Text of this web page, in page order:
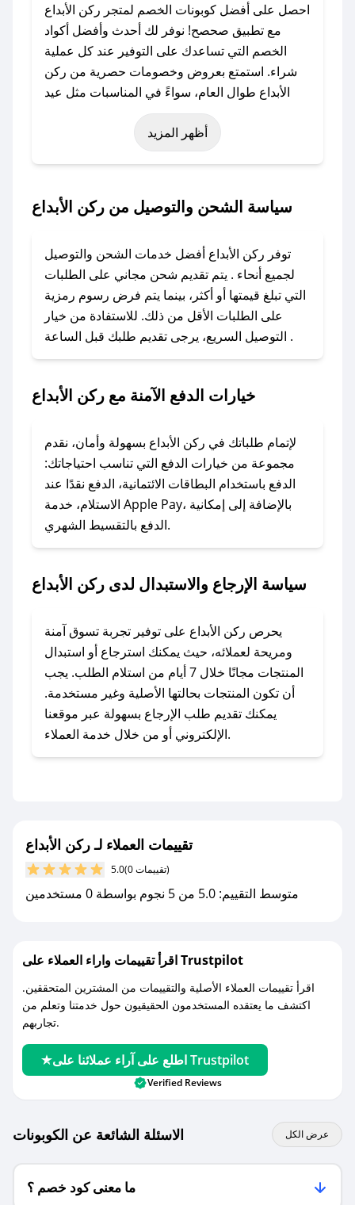
احصل على أفضل كوبونات الخصم لمتجر ركن الأبداع
مع تطبيق صحصح! نوفر لك أحدث وأفضل أكواد
الخصم التي تساعدك على التوفير عند كل عملية
شراء. استمتع بعروض وخصومات حصرية من ركن
الأبداع طوال العام، سواءً في المناسبات مثل عيد
الفطر، عيد الأضحى، الجمعة البيضاء (شهر نوفمبر)،
رمضان، اليوم الوطني، يوم التأسيس، أو حتى عروض
### كيف تحصل على كود خصم من ركن الأبداع؟
باستخدام تطبيق صحصح، يمكنك العثور بسهولة على
تواصل معنا عبر تويتر أو البريد الإلكتروني لإضافته
بسرعة.
### كيفية استخدام كود خصم ركن الأبداع؟
1. انسخ كود الخصم من تطبيق صحصح.
2. الصقه في خانة الدفع عند التسوق من ركن الأبداع.
### ماذا أفعل إذا لم يعمل كود الخصم؟
الرسائل الخاصة على تويتر أو البريد الإلكتروني،
وسنقوم بحل المشكلة في أسرع وقت ممكن.
### ماذا أفعل إذا لم أجد كود خصم لمتجري
المفضل؟
في حال عدم توفر كوبونات لمتجرك المفضل، يمكنك
أسرع وقت ممكن.
### كيف تحصل على كوبونات خصم حصرية من
ركن الأبداع؟
للحصول على كوبونات وخصومات حصرية، قم بما
يلي:
- اضغط على أيقونة متابعة لمتجر ركن الأبداع في
تطبيق صحصح.
مع صحصح، تسوق بذكاء ووفّر على كل مشترياتك مع
أظهر المزيد
سياسة الشحن والتوصيل من ركن الأبداع
توفر ركن الأبداع أفضل خدمات الشحن والتوصيل
لجميع أنحاء . يتم تقديم شحن مجاني على الطلبات
التي تبلغ قيمتها أو أكثر، بينما يتم فرض رسوم رمزية
على الطلبات الأقل من ذلك. للاستفادة من خيار
التوصيل السريع، يرجى تقديم طلبك قبل الساعة .
خيارات الدفع الآمنة مع ركن الأبداع
لإتمام طلباتك في ركن الأبداع بسهولة وأمان، نقدم
مجموعة من خيارات الدفع التي تناسب احتياجاتك:
الدفع باستخدام البطاقات الائتمانية، الدفع نقدًا عند
الاستلام، خدمة Apple Pay، بالإضافة إلى إمكانية
الدفع بالتقسيط الشهري.
سياسة الإرجاع والاستبدال لدى ركن الأبداع
يحرص ركن الأبداع على توفير تجربة تسوق آمنة
ومريحة لعملائه، حيث يمكنك استرجاع أو استبدال
المنتجات مجانًا خلال 7 أيام من استلام الطلب. يجب
أن تكون المنتجات بحالتها الأصلية وغير مستخدمة.
يمكنك تقديم طلب الإرجاع بسهولة عبر موقعنا
الإلكتروني أو من خلال خدمة العملاء.
تقييمات العملاء لـ ركن الأبداع
5.0 (0 تقييمات)
متوسط التقييم: 5.0 من 5 نجوم بواسطة 0 مستخدمين
اقرأ تقييمات واراء العملاء على Trustpilot
اقرأ تقييمات العملاء الأصلية والتقييمات من المشترين المتحققين.
اكتشف ما يعتقده المستخدمون الحقيقيون حول خدمتنا وتعلم من
تجاربهم.
اطلع على آراء عملائنا على Trustpilot
Verified Reviews
الاسئلة الشائعة عن الكوبونات عرض الكل
ما معنى كود خصم ؟